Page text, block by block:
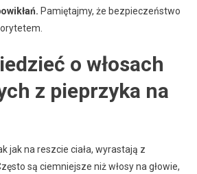
Pamiętajmy, że bezpieczeństwo
o włosach
z pieprzyka na
jak na reszcie ciała, wyrastają z
są ciemniejsze niż włosy na głowie,